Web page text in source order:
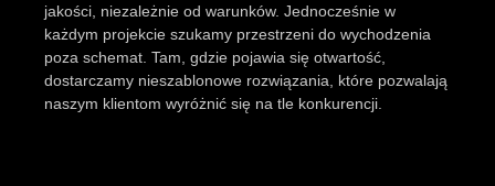
jakości, niezależnie od warunków. Jednocześnie w
każdym projekcie szukamy przestrzeni do wychodzenia
poza schemat. Tam, gdzie pojawia się otwartość,
dostarczamy nieszablonowe rozwiązania, które pozwalają
naszym klientom wyróżnić się na tle konkurencji.